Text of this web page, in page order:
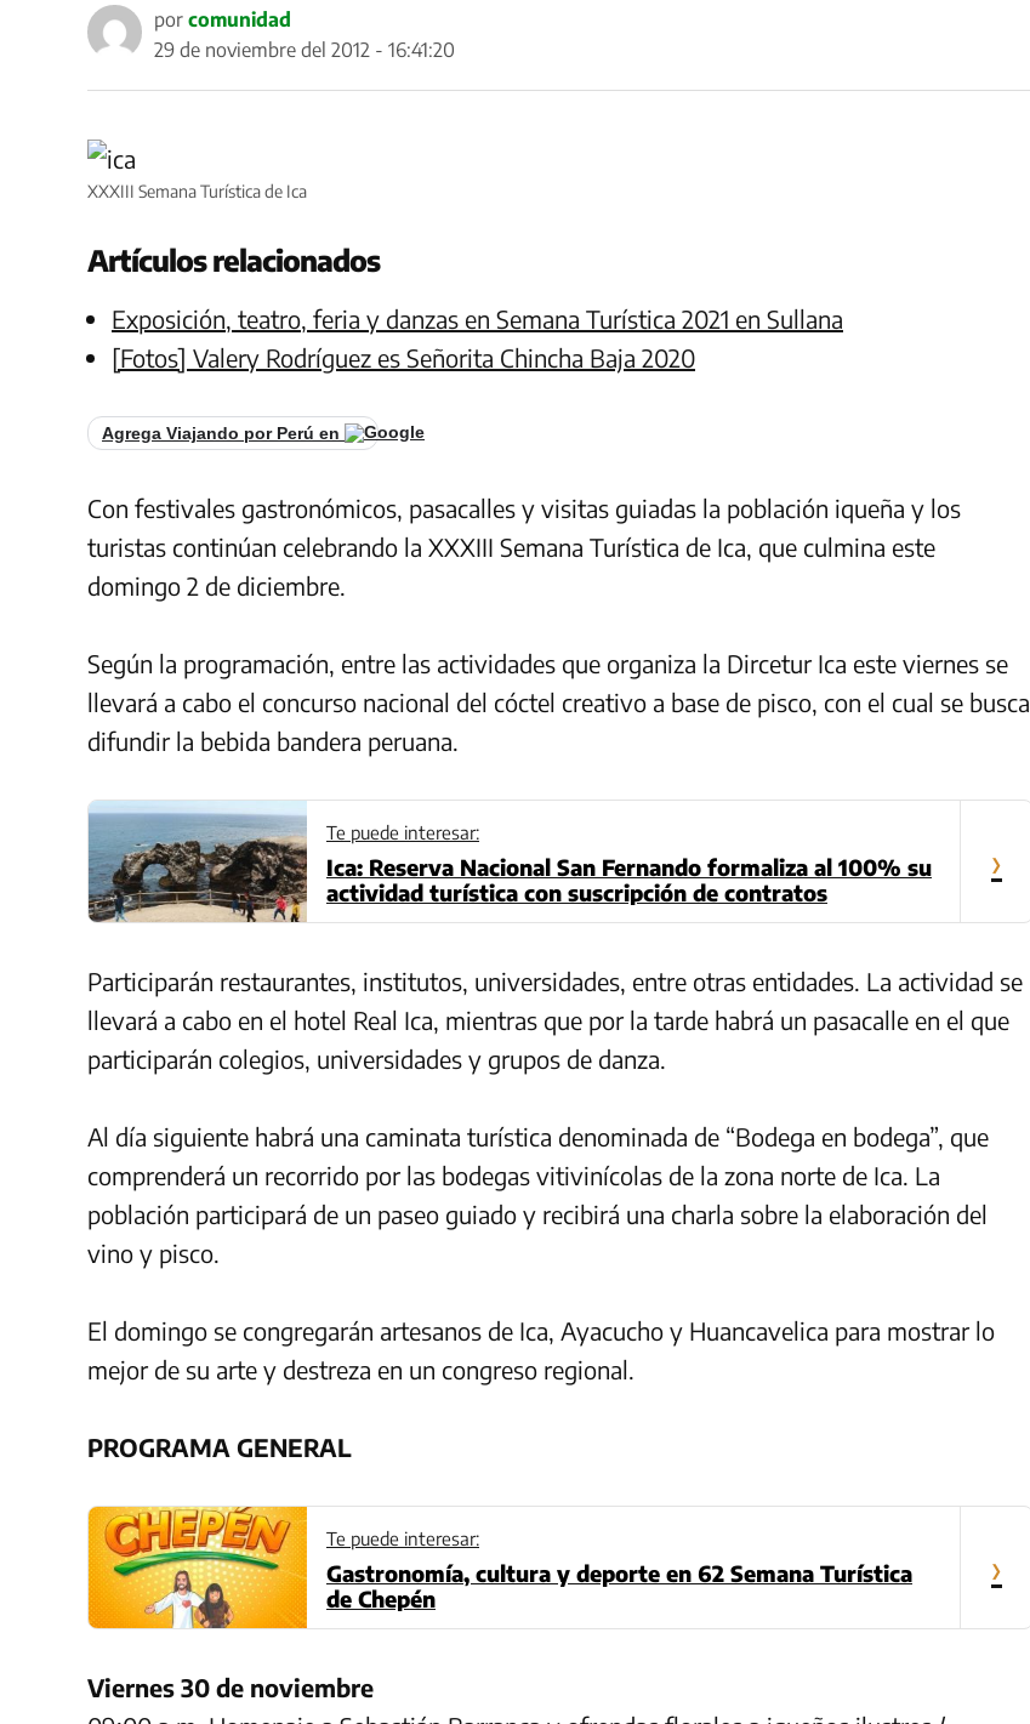
por comunidad
29 de noviembre del 2012 - 16:41:20
XXXIII Semana Turística de Ica
Artículos relacionados
Exposición, teatro, feria y danzas en Semana Turística 2021 en Sullana
[Fotos] Valery Rodríguez es Señorita Chincha Baja 2020
Agrega Viajando por Perú en
Con festivales gastronómicos, pasacalles y visitas guiadas la población iqueña y los
turistas continúan celebrando la XXXIII Semana Turística de Ica, que culmina este
domingo 2 de diciembre.
Según la programación, entre las actividades que organiza la Dircetur Ica este viernes se
llevará a cabo el concurso nacional del cóctel creativo a base de pisco, con el cual se busca
difundir la bebida bandera peruana.
Te puede interesar:
Ica: Reserva Nacional San Fernando formaliza al 100% su
actividad turística con suscripción de contratos
›
Participarán restaurantes, institutos, universidades, entre otras entidades. La actividad se
llevará a cabo en el hotel Real Ica, mientras que por la tarde habrá un pasacalle en el que
participarán colegios, universidades y grupos de danza.
Al día siguiente habrá una caminata turística denominada de “Bodega en bodega”, que
comprenderá un recorrido por las bodegas vitivinícolas de la zona norte de Ica. La
población participará de un paseo guiado y recibirá una charla sobre la elaboración del
vino y pisco.
El domingo se congregarán artesanos de Ica, Ayacucho y Huancavelica para mostrar lo
mejor de su arte y destreza en un congreso regional.
PROGRAMA GENERAL
Te puede interesar:
Gastronomía, cultura y deporte en 62 Semana Turística
de Chepén
›
Viernes 30 de noviembre